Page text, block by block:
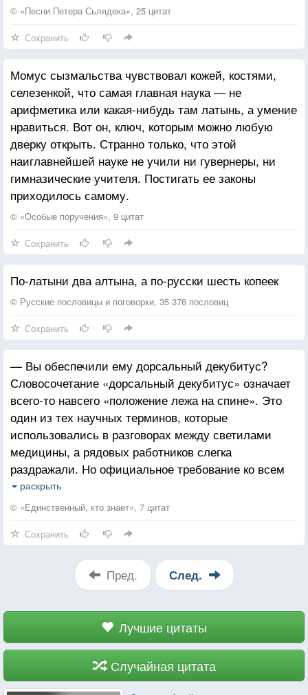
© «Песни Петера Сьлядека», 25 цитат
Сохранить
Момус сызмальства чувствовал кожей, костями,
селезенкой, что самая главная наука — не
арифметика или какая-нибудь там латынь, а умение
нравиться. Вот он, ключ, которым можно любую
дверку открыть. Странно только, что этой
наиглавнейшей науке не учили ни гувернеры, ни
гимназические учителя. Постигать ее законы
приходилось самому.
© «Особые поручения», 9 цитат
Сохранить
По-латыни два алтына, а по-русски шесть копеек
© Русские пословицы и поговорки, 35 376 пословиц
Сохранить
— Вы обеспечили ему дорсальный декубитус?
Словосочетание «дорсальный декубитус» означает
всего-то навсего «положение лежа на спине». Это
один из тех научных терминов, которые
использовались в разговорах между светилами
медицины, а рядовых работников слегка
раздражали. Но официальное требование ко всем
звучало так: данные термины пришли из латыни,
и вы должны знать этот общепринятый научный
вы должны общаться между собой так, чтобы
раскрыть
© «Единственный, кто знает», 7 цитат
Сохранить
Пред. След.
Лучшие цитаты
Случайная цитата